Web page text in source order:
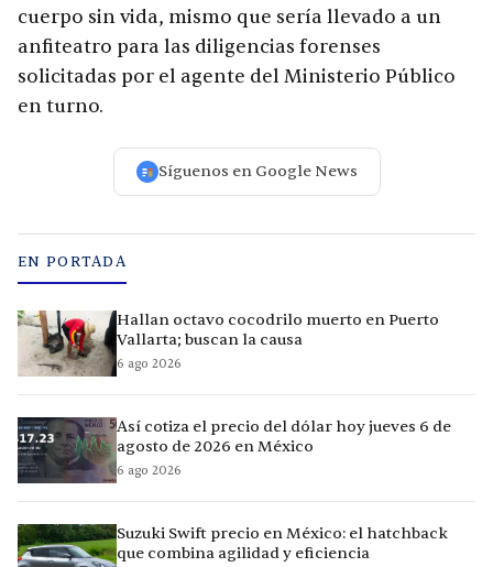
cuerpo sin vida, mismo que sería llevado a un
anfiteatro para las diligencias forenses
solicitadas por el agente del Ministerio Público
en turno.
Síguenos en Google News
EN PORTADA
Hallan octavo cocodrilo muerto en Puerto
Vallarta; buscan la causa
6 ago 2026
Así cotiza el precio del dólar hoy jueves 6 de
agosto de 2026 en México
6 ago 2026
Suzuki Swift precio en México: el hatchback
que combina agilidad y eficiencia